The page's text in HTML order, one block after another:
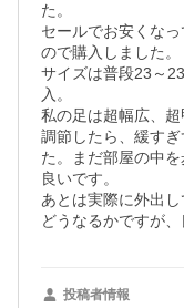
た。
セールでお安くな
ので購入しました。
サイズは普段23～
入。
私の足は超幅広、
調節したら、緩す
た。まだ部屋の中
良いです。
あとは実際に外出
どうなるかですが
投稿者情報